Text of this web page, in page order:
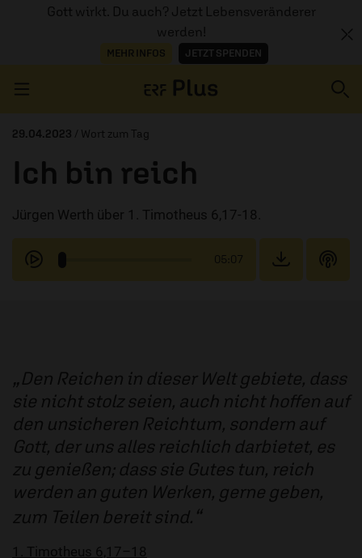
Gott wirkt. Du auch? Jetzt Lebensveränderer
werden!
MEHR INFOS JETZT SPENDEN
AUDIOTHEK
PROGRAMM
29.04.2023 / Wort zum Tag
Ich bin reich
Jürgen Werth über 1. Timotheus 6,17-18.
05:07
Den Reichen in dieser Welt gebiete, dass
sie nicht stolz seien, auch nicht hoffen auf
den unsicheren Reichtum, sondern auf
Gott, der uns alles reichlich darbietet, es
zu genießen; dass sie Gutes tun, reich
werden an guten Werken, gerne geben,
zum Teilen bereit sind.
1. Timotheus 6,17–18